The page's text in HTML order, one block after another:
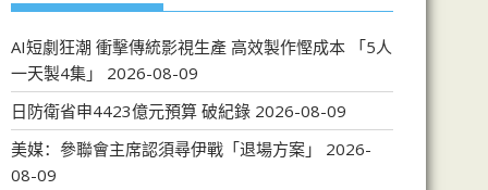
AI短劇狂潮 衝擊傳統影視生產 高效製作慳成本 「5人
一天製4集」
2026-08-09
日防衛省申4423億元預算 破紀錄 2026-08-09
美媒：參聯會主席認須尋伊戰「退場方案」
2026-
08-09